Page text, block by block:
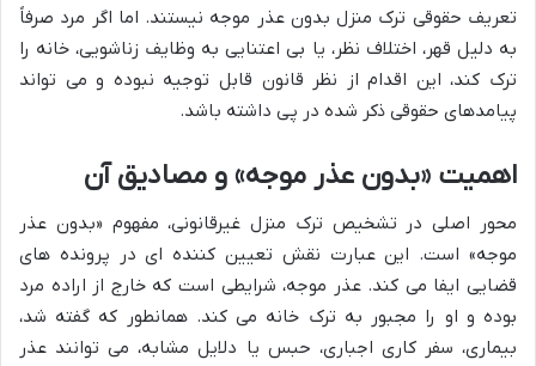
تعریف حقوقی ترک منزل بدون عذر موجه نیستند. اما اگر مرد صرفاً
به دلیل قهر، اختلاف نظر، یا بی اعتنایی به وظایف زناشویی، خانه را
ترک کند، این اقدام از نظر قانون قابل توجیه نبوده و می تواند
پیامدهای حقوقی ذکر شده در پی داشته باشد.
اهمیت «بدون عذر موجه» و مصادیق آن
محور اصلی در تشخیص ترک منزل غیرقانونی، مفهوم «بدون عذر
موجه» است. این عبارت نقش تعیین کننده ای در پرونده های
قضایی ایفا می کند. عذر موجه، شرایطی است که خارج از اراده مرد
بوده و او را مجبور به ترک خانه می کند. همانطور که گفته شد،
بیماری، سفر کاری اجباری، حبس یا دلایل مشابه، می توانند عذر